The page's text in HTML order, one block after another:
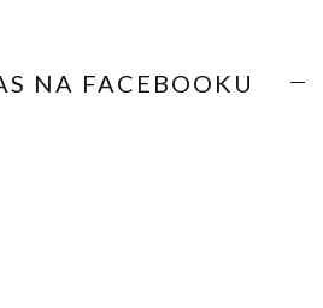
NA FACEBOOKU